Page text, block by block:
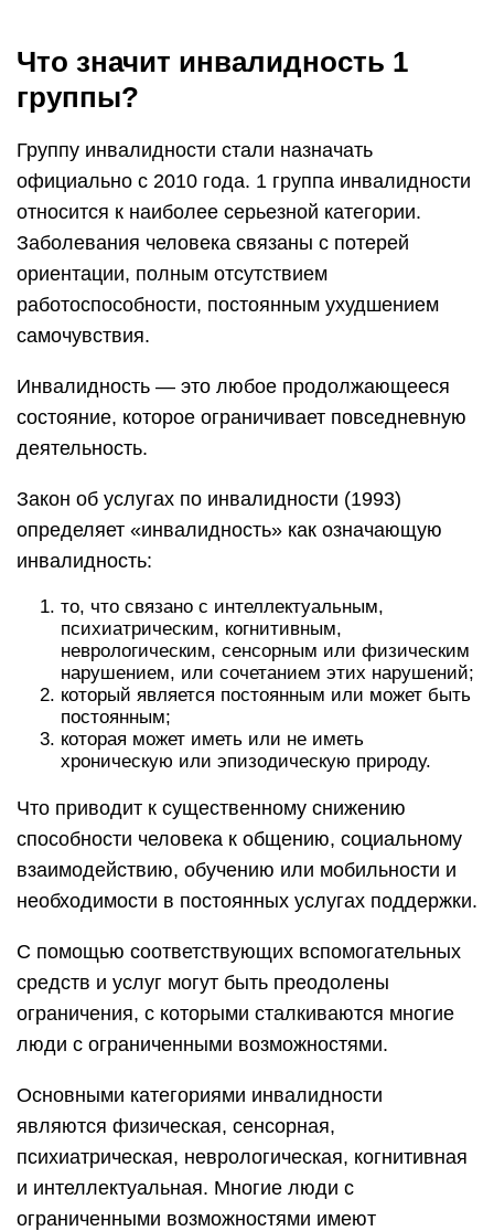
Что значит инвалидность 1
группы?
Группу инвалидности стали назначать
официально с 2010 года. 1 группа инвалидности
относится к наиболее серьезной категории.
Заболевания человека связаны с потерей
ориентации, полным отсутствием
работоспособности, постоянным ухудшением
самочувствия.
Инвалидность — это любое продолжающееся
состояние, которое ограничивает повседневную
деятельность.
Закон об услугах по инвалидности (1993)
определяет «инвалидность» как означающую
инвалидность:
то, что связано с интеллектуальным,
психиатрическим, когнитивным,
неврологическим, сенсорным или физическим
нарушением, или сочетанием этих нарушений;
который является постоянным или может быть
постоянным;
которая может иметь или не иметь
хроническую или эпизодическую природу.
Что приводит к существенному снижению
способности человека к общению, социальному
взаимодействию, обучению или мобильности и
необходимости в постоянных услугах поддержки.
С помощью соответствующих вспомогательных
средств и услуг могут быть преодолены
ограничения, с которыми сталкиваются многие
люди с ограниченными возможностями.
Основными категориями инвалидности
являются физическая, сенсорная,
психиатрическая, неврологическая, когнитивная
и интеллектуальная. Многие люди с
ограниченными возможностями имеют